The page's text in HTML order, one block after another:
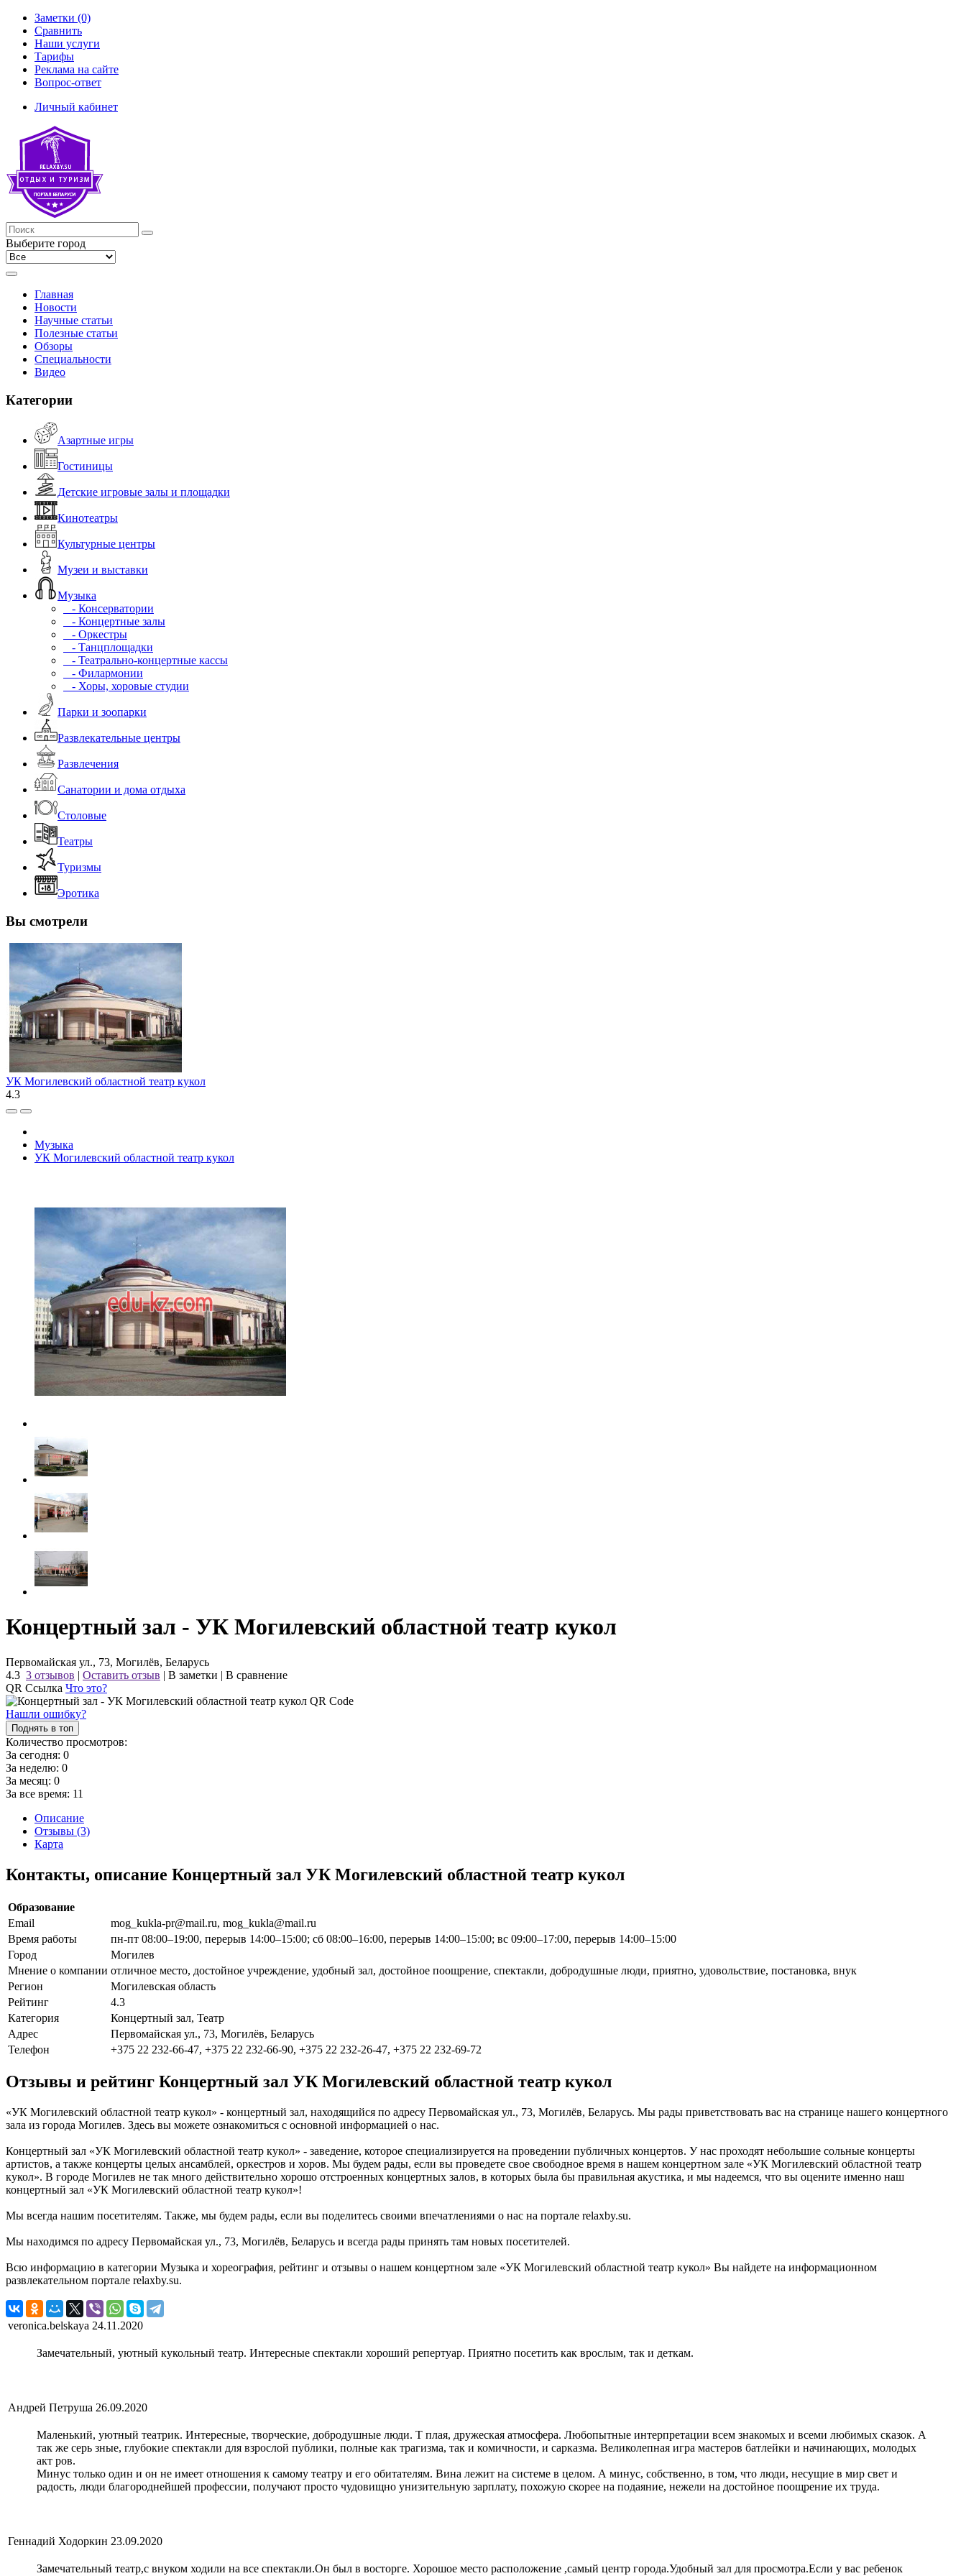
Заметки (0)
Сравнить
Наши услуги
Тарифы
Реклама на сайте
Вопрос-ответ
Личный кабинет
Выберите город
Главная
Новости
Научные статьи
Полезные статьи
Обзоры
Специальности
Видео
Категории
Азартные игры
Гостиницы
Детские игровые залы и площадки
Кинотеатры
Культурные центры
Музеи и выставки
Музыка
- Консерватории
- Концертные залы
- Оркестры
- Танцплощадки
- Театрально-концертные кассы
- Филармонии
- Хоры, хоровые студии
Парки и зоопарки
Развлекательные центры
Развлечения
Санатории и дома отдыха
Столовые
Театры
Туризмы
Эротика
Вы смотрели
УК Могилевский областной театр кукол
4.3
Музыка
УК Могилевский областной театр кукол
Концертный зал - УК Могилевский областной театр кукол
Первомайская ул., 73, Могилёв, Беларусь
4.3 3 отзывов | Оставить отзыв | В заметки | В сравнение
QR Ссылка Что это?
Нашли ошибку?
Поднять в топ
Количество просмотров:
За сегодня: 0
За неделю: 0
За месяц: 0
За все время: 11
Описание
Отзывы (3)
Карта
Контакты, описание Концертный зал УК Могилевский областной театр кукол
Образование
Email
mog_kukla-pr@mail.ru, mog_kukla@mail.ru
Время работы
пн-пт 08:00–19:00, перерыв 14:00–15:00; сб 08:00–16:00, перерыв 14:00–15:00; вс 09:00–17:00, перерыв 14:00–15:00
Город
Могилев
Мнение о компании отличное место, достойное учреждение, удобный зал, достойное поощрение, спектакли, добродушные люди, приятно, удовольствие, постановка, внук
Регион
Могилевская область
Рейтинг
4.3
Категория
Концертный зал, Театр
Адрес
Первомайская ул., 73, Могилёв, Беларусь
Телефон
+375 22 232-66-47, +375 22 232-66-90, +375 22 232-26-47, +375 22 232-69-72
Отзывы и рейтинг Концертный зал УК Могилевский областной театр кукол
«УК Могилевский областной театр кукол» - концертный зал, находящийся по адресу Первомайская ул., 73, Могилёв, Беларусь. Мы рады приветствовать вас на странице нашего концертного
зала из города Могилев. Здесь вы можете ознакомиться с основной информацией о нас.
Концертный зал «УК Могилевский областной театр кукол» - заведение, которое специализируется на проведении публичных концертов. У нас проходят небольшие сольные концерты
артистов, а также концерты целых ансамблей, оркестров и хоров. Мы будем рады, если вы проведете свое свободное время в нашем концертном зале «УК Могилевский областной театр
кукол». В городе Могилев не так много действительно хорошо отстроенных концертных залов, в которых была бы правильная акустика, и мы надеемся, что вы оцените именно наш
концертный зал «УК Могилевский областной театр кукол»!
Мы всегда нашим посетителям. Также, мы будем рады, если вы поделитесь своими впечатлениями о нас на портале relaxby.su.
Мы находимся по адресу Первомайская ул., 73, Могилёв, Беларусь и всегда рады принять там новых посетителей.
Всю информацию в категории Музыка и хореография, рейтинг и отзывы о нашем концертном зале «УК Могилевский областной театр кукол» Вы найдете на информационном
развлекательном портале relaxby.su.
veronica.belskaya 24.11.2020
Замечательный, уютный кукольный театр. Интересные спектакли хороший репертуар. Приятно посетить как врослым, так и деткам.
Андрей Петруша 26.09.2020
Маленький, уютный театрик. Интересные, творческие, добродушные люди. Т плая, дружеская атмосфера. Любопытные интерпретации всем знакомых и всеми любимых сказок. А
так же серь зные, глубокие спектакли для взрослой публики, полные как трагизма, так и комичности, и сарказма. Великолепная игра мастеров батлейки и начинающих, молодых
акт ров.
Минус только один и он не имеет отношения к самому театру и его обитателям. Вина лежит на системе в целом. А минус, собственно, в том, что люди, несущие в мир свет и
радость, люди благороднейшей профессии, получают просто чудовищно унизительную зарплату, похожую скорее на подаяние, нежели на достойное поощрение их труда.
Геннадий Ходоркин 23.09.2020
Замечательный театр,с внуком ходили на все спектакли.Он был в восторге. Хорошое место расположение ,самый центр города.Удобный зал для просмотра.Если у вас ребенок